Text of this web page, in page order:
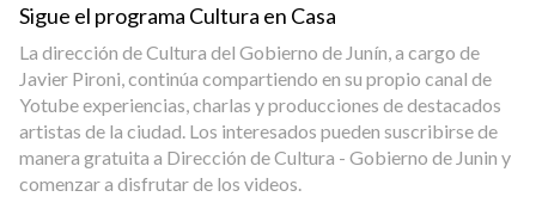
Sigue el programa Cultura en Casa
La dirección de Cultura del Gobierno de Junín, a cargo de
Javier Pironi, continúa compartiendo en su propio canal de
Yotube experiencias, charlas y producciones de destacados
artistas de la ciudad. Los interesados pueden suscribirse de
manera gratuita a Dirección de Cultura - Gobierno de Junin y
comenzar a disfrutar de los videos.